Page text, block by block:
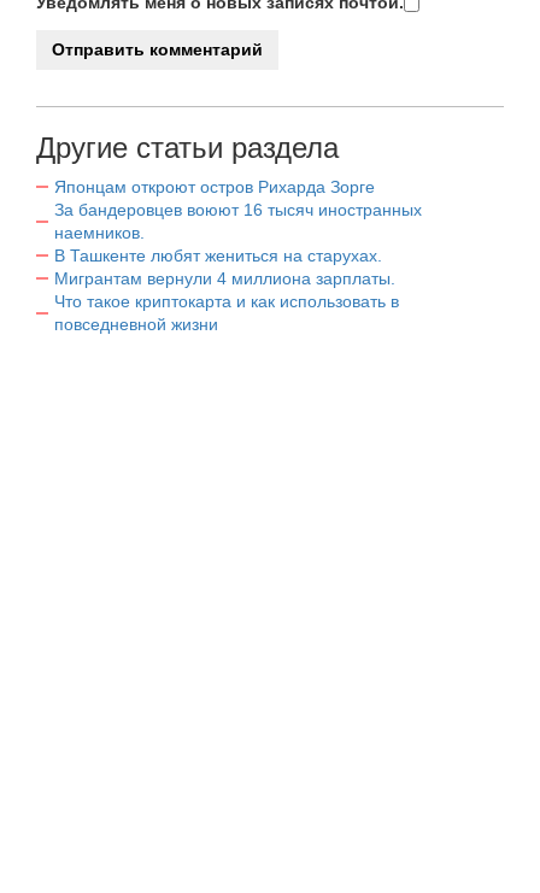
Другие статьи раздела
Японцам откроют остров Рихарда Зорге
За бандеровцев воюют 16 тысяч иностранных
наемников.
В Ташкенте любят жениться на старухах.
Мигрантам вернули 4 миллиона зарплаты.
Что такое криптокарта и как использовать в
повседневной жизни